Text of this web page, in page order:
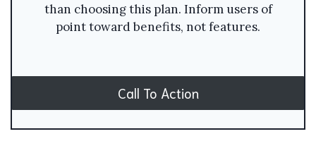
than choosing this plan. Inform users of
point toward benefits, not features.
Call To Action